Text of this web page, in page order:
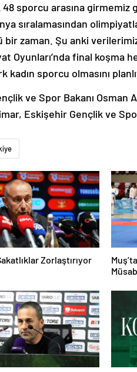
sporcu arasına
sıralamasından
bir zaman. Şu anki
Oyunları’nda final koşma
sporcu olmasını
ve Spor Bakanı Osman
Eskişehir Gençlik ve
Zorlaştırıyor